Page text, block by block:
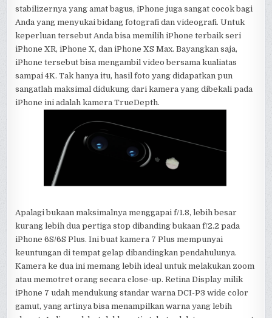
stabilizernya yang amat bagus, iPhone juga sangat cocok bagi
Anda yang menyukai bidang fotografi dan videografi. Untuk
keperluan tersebut Anda bisa memilih iPhone terbaik seri
iPhone XR, iPhone X, dan iPhone XS Max. Bayangkan saja,
iPhone tersebut bisa mengambil video bersama kualiatas
sampai 4K. Tak hanya itu, hasil foto yang didapatkan pun
sangatlah maksimal didukung dari kamera yang dibekali pada
iPhone ini adalah kamera TrueDepth.
Apalagi bukaan maksimalnya menggapai f/1.8, lebih besar
kurang lebih dua pertiga stop dibanding bukaan f/2.2 pada
iPhone 6S/6S Plus. Ini buat kamera 7 Plus mempunyai
keuntungan di tempat gelap dibandingkan pendahulunya.
Kamera ke dua ini memang lebih ideal untuk melakukan zoom
atau memotret orang secara close-up. Retina Display milik
iPhone 7 udah mendukung standar warna DCI-P3 wide color
gamut, yang artinya bisa menampilkan warna yang lebih